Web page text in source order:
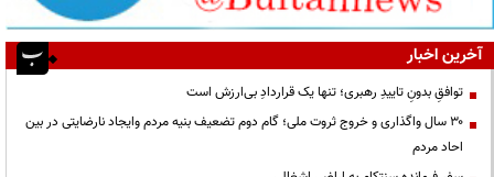
آخرین اخبار
توافقِ بدونِ تاییدِ رهبری؛ تنها یک قراردادِ بی‌ارزش است
۳۰ سال واگذاری و خروج ثروت ملی؛ گام دوم تضعیف بنیه مردم وایجاد نارضایتی در بین
احاد مردم